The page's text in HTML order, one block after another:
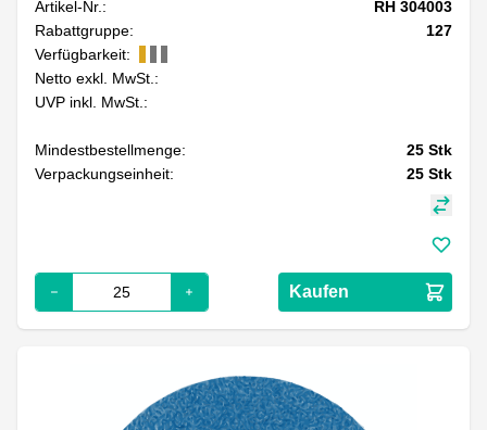
Artikel-Nr.:
RH 304003
Rabattgruppe:
127
Verfügbarkeit:
Netto exkl. MwSt.:
UVP inkl. MwSt.:
Mindestbestellmenge: 25 Stk
Verpackungseinheit:
25 Stk
Kaufen